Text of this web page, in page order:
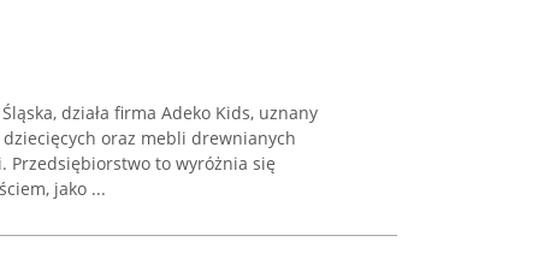
działa firma Adeko Kids, uznany
oraz mebli drewnianych
Przedsiębiorstwo to wyróżnia się
jako ...